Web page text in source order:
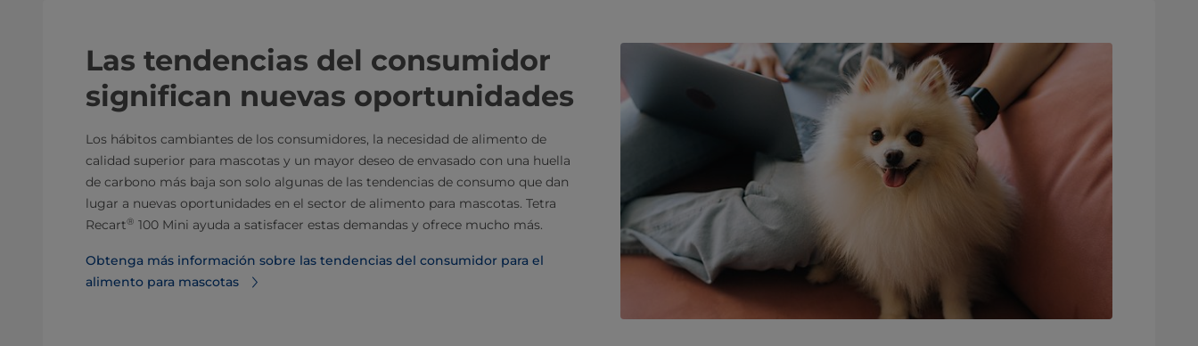
Las tendencias del consumidor
significan nuevas oportunidades
Los hábitos cambiantes de los consumidores, la necesidad de alimento de
calidad superior para mascotas y un mayor deseo de envasado con una huella
de carbono más baja son solo algunas de las tendencias de consumo que dan
lugar a nuevas oportunidades en el sector de alimento para mascotas. Tetra
Recart® 100 Mini ayuda a satisfacer estas demandas y ofrece mucho más.
Obtenga más información sobre las tendencias del consumidor para el
alimento para mascotas